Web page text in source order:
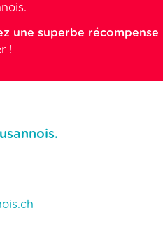
une superbe récompense
!